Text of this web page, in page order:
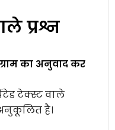
प्रश्न
का अनुवाद कर
टेक्स्ट वाले
है।